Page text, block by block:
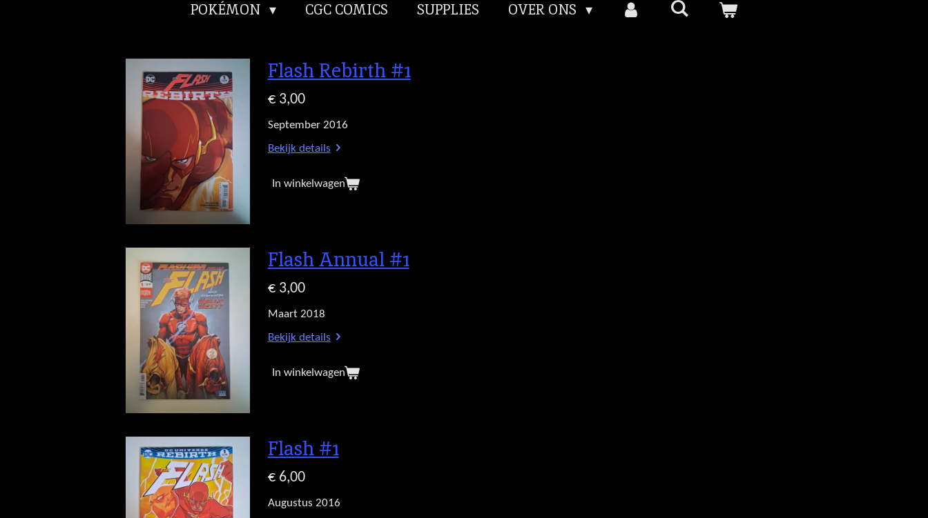
POKÉMON
CGC COMICS SUPPLIES OVER ONS
Flash Rebirth #1
€ 3,00
September 2016
Bekijk details
In winkelwagen
Flash Annual #1
€ 3,00
Maart 2018
Bekijk details
In winkelwagen
Flash #1
€ 6,00
Augustus 2016